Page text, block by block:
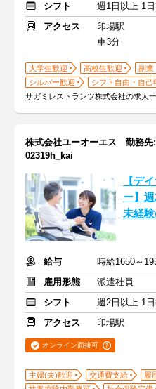
シフト
週1日以上 1
アクセス
印場駅
車3分
大学生歓迎 高校生歓迎
副業
シルバー歓迎
シフト自由・自己
サガミレストランツ株式会社の求人
株式会社ユーオーエス 勤務
02319h_kai
【デ
ー】
未経
給与
時給1650～
雇用形態
派遣社員
シフト
週2日以上 1
アクセス
印場駅
オンライン面接可
主婦(夫)歓迎 交通費支給
履